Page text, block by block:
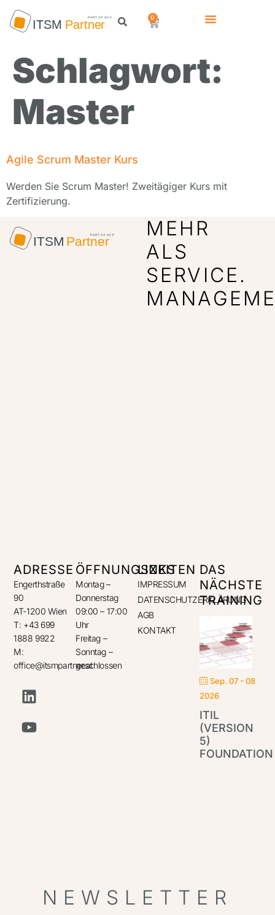
0
Schlagwort:
Master
Agile Scrum Master Kurs
Werden Sie Scrum Master! Zweitägiger Kurs mit
Zertifizierung.
MEHR
ALS
SERVICE.
ADRESSE
Engerthstraße
90
AT-1200 Wien
T: +43 699
1888 9922
M:
office@itsmpartner.at
ÖFFNUNGSZEITEN
Montag –
Donnerstag
09:00 – 17:00
Uhr
Freitag –
Sonntag –
geschlossen
LINKS
IMPRESSUM
DATENSCHUTZERKLÄRUNG
AGB
KONTAKT
DAS
NÄCHSTE
TRAINING
Sep. 07 - 08
2026
ITIL
(VERSION
5)
FOUNDATION
NEWSLETTER